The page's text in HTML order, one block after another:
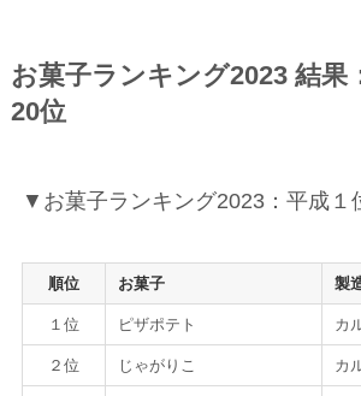
お菓子ランキング2023 結果
20位
▼お菓子ランキング2023：平成１
順位 お菓子 製
１位 ピザポテト カ
２位 じゃがりこ カ